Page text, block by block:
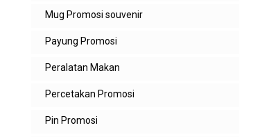
Mug Promosi souvenir
Payung Promosi
Peralatan Makan
Percetakan Promosi
Pin Promosi